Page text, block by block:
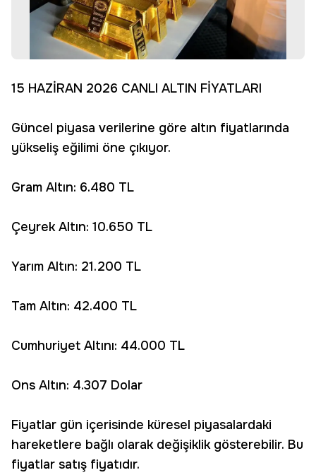
15 HAZİRAN 2026 CANLI ALTIN FİYATLARI
Güncel piyasa verilerine göre altın fiyatlarında
yükseliş eğilimi öne çıkıyor.
Gram Altın: 6.480 TL
Çeyrek Altın: 10.650 TL
Yarım Altın: 21.200 TL
Tam Altın: 42.400 TL
Cumhuriyet Altını: 44.000 TL
Ons Altın: 4.307 Dolar
Fiyatlar gün içerisinde küresel piyasalardaki
hareketlere bağlı olarak değişiklik gösterebilir. Bu
fiyatlar satış fiyatıdır.